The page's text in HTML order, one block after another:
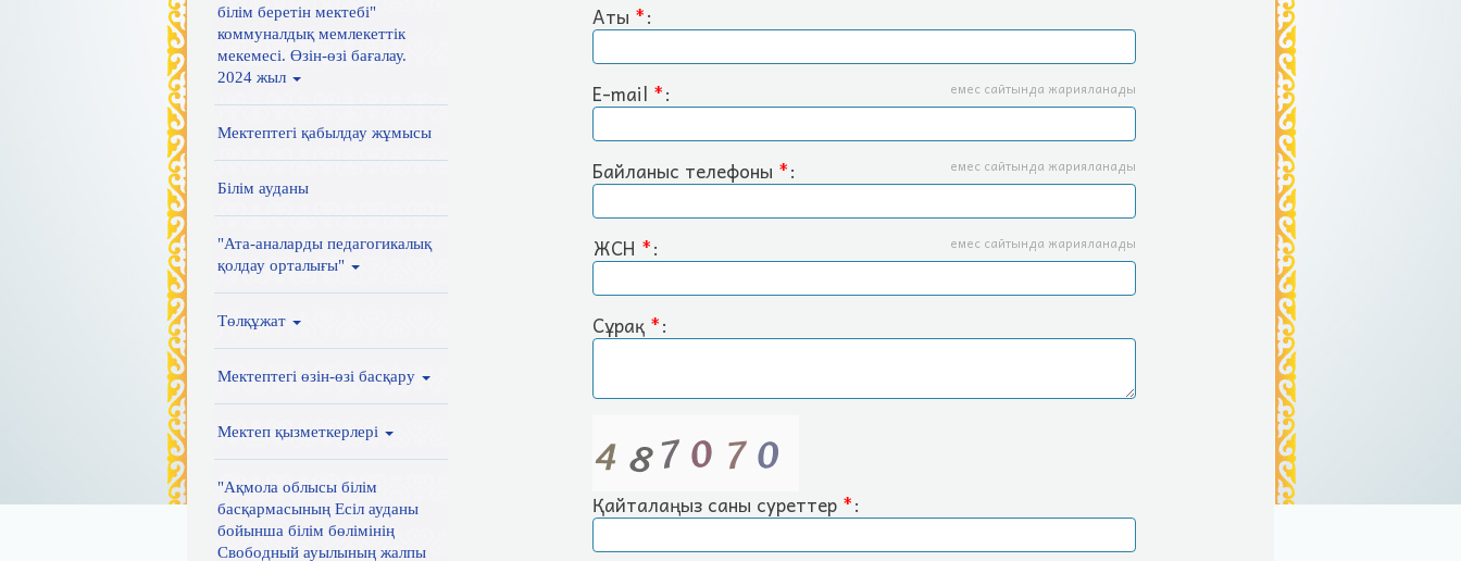
білім беретін мектебі"
коммуналдық мемлекеттік
мекемесі. Өзін-өзі бағалау.
2024 жыл
Мектептегі қабылдау жұмысы
Білім ауданы
"Ата-аналарды педагогикалық
қолдау орталығы"
Төлқұжат
Мектептегі өзін-өзі басқару
Мектеп қызметкерлері
"Ақмола облысы білім
басқармасының Есіл ауданы
бойынша білім бөлімінің
Свободный ауылының жалпы
Аты *:
E-mail *: емес сайтында жарияланады
Байланыс телефоны *: емес сайтында жарияланады
ЖСН *: емес сайтында жарияланады
Сұрақ *:
Қайталаңыз саны суреттер *: